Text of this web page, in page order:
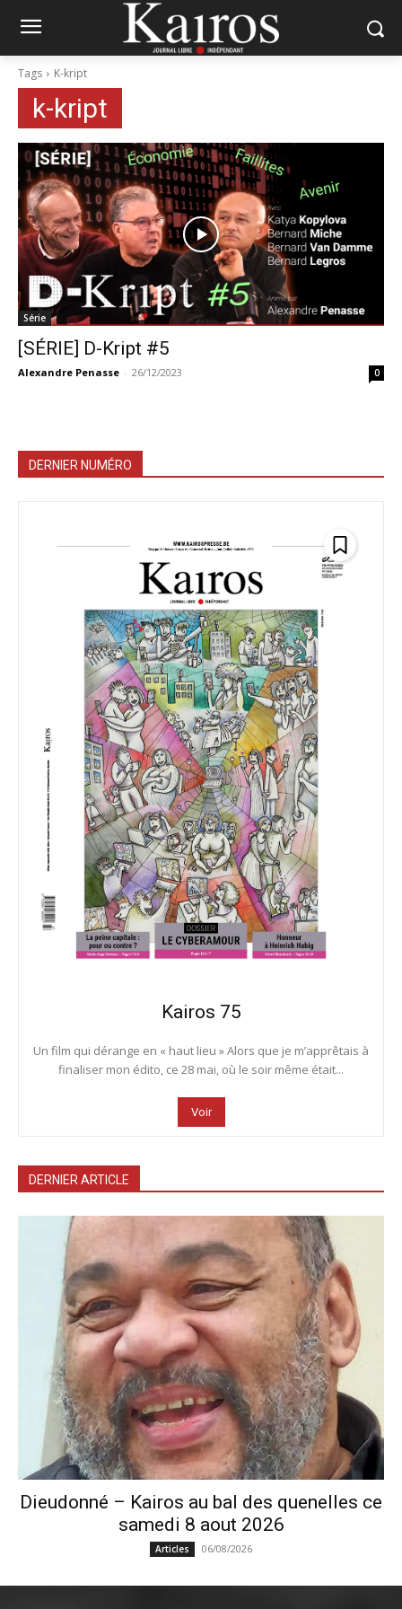
Tags K-kript
k-kript
Série
[SÉRIE] D-Kript #5
Alexandre Penasse - 26/12/2023 0
DERNIER NUMÉRO
Kairos 75
Un film qui dérange en « haut lieu » Alors que je m’apprêtais à
finaliser mon édito, ce 28 mai, où le soir même était...
Voir
DERNIER ARTICLE
Dieudonné – Kairos au bal des quenelles ce
samedi 8 aout 2026
Articles 06/08/2026